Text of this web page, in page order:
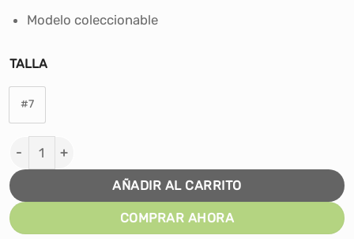
Modelo coleccionable
TALLA
#7
PELOTA DE BÁSKET SPALDING GRAFFITI NARANJA -
AÑADIR AL CARRITO
COMPRAR AHORA